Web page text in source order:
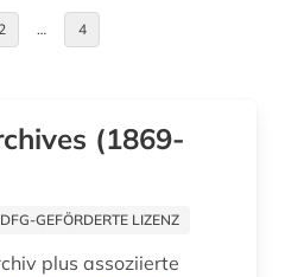
(1)
2 … 4
(1869-
GEFÖRDERTE LIZENZ
plus assoziierte